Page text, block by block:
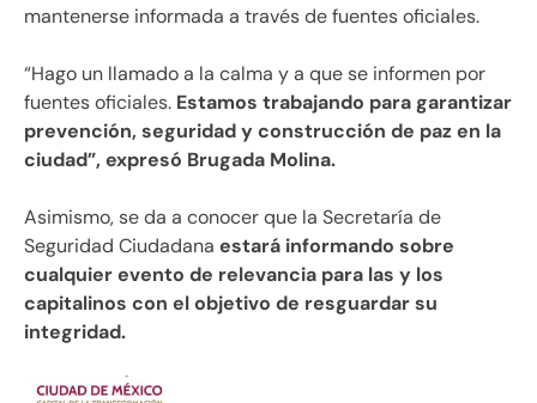
mantenerse informada a través de fuentes oficiales.
“Hago un llamado a la calma y a que se informen por
fuentes oficiales. Estamos trabajando para garantizar
prevención, seguridad y construcción de paz en la
ciudad”, expresó Brugada Molina.
Asimismo, se da a conocer que la Secretaría de
Seguridad Ciudadana estará informando sobre
cualquier evento de relevancia para las y los
capitalinos con el objetivo de resguardar su
integridad.